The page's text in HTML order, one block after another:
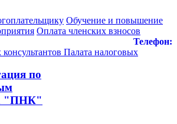
Обучение и повышение
Оплата членских взносов
Телефон:
Палата налоговых
по
"ПНК"